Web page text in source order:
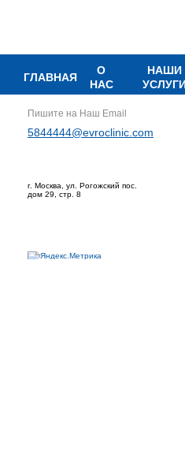
ГЛАВНАЯ
О
НАС
НАШИ
Пишите на Наш Email
5844444@evroclinic.com
г. Москва, ул. Рогожский пос.
дом 29, стр. 8